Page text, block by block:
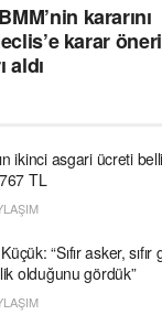
kararını
karar
aldı
ikinci asgari ücreti
TL
“Sıfır asker,
olduğunu gördük”